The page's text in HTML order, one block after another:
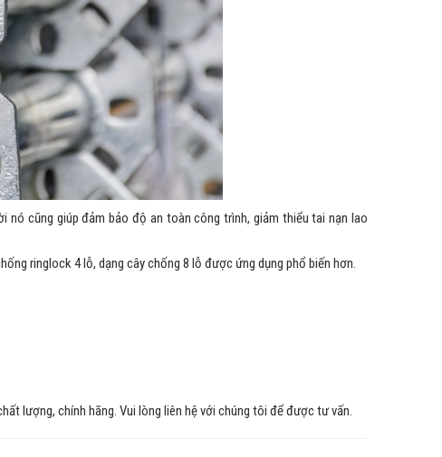
nó cũng giúp đảm bảo độ an toàn công trình, giảm thiểu tai nạn lao
ringlock 4 lỗ, dạng cây chống 8 lỗ được ứng dụng phổ biến hơn.
lượng, chính hãng. Vui lòng liên hệ với chúng tôi để được tư vấn.